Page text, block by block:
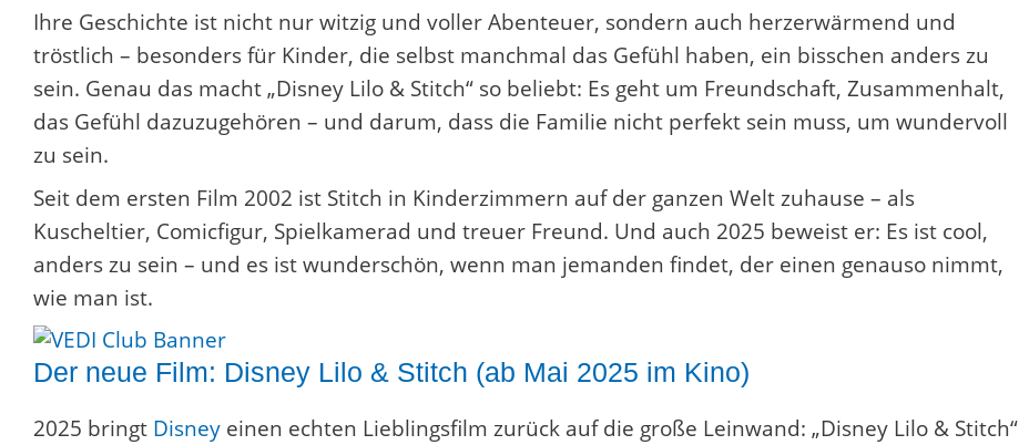
Ihre Geschichte ist nicht nur witzig und voller Abenteuer, sondern auch herzerwärmend und
tröstlich – besonders für Kinder, die selbst manchmal das Gefühl haben, ein bisschen anders zu
sein. Genau das macht „Disney Lilo & Stitch“ so beliebt: Es geht um Freundschaft, Zusammenhalt,
das Gefühl dazuzugehören – und darum, dass die Familie nicht perfekt sein muss, um wundervoll
zu sein.
Seit dem ersten Film 2002 ist Stitch in Kinderzimmern auf der ganzen Welt zuhause – als
Kuscheltier, Comicfigur, Spielkamerad und treuer Freund. Und auch 2025 beweist er: Es ist cool,
anders zu sein – und es ist wunderschön, wenn man jemanden findet, der einen genauso nimmt,
wie man ist.
Der neue Film: Disney Lilo & Stitch (ab Mai 2025 im Kino)
2025 bringt Disney einen echten Lieblingsfilm zurück auf die große Leinwand: „Disney Lilo & Stitch“